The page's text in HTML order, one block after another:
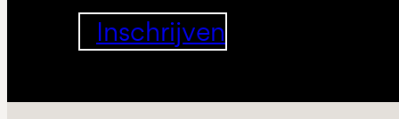
Inschrijven